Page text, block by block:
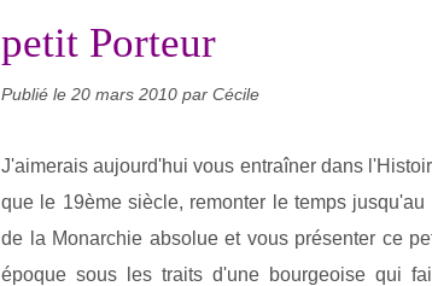
petit Porteur
Publié le 20 mars 2010 par Cécile
J'aimerais aujourd'hui vous entraîner dans
que le 19ème siècle, remonter le temps
de la Monarchie absolue et vous présenter ce
époque sous les traits d'une bourgeoise qui